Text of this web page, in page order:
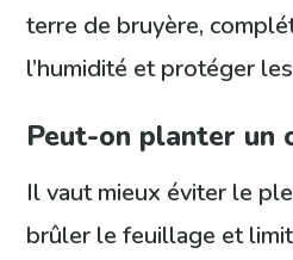
terre de bruyère,
l’humidité et protéger
Peut-on planter un
Il vaut mieux éviter le
brûler le feuillage et